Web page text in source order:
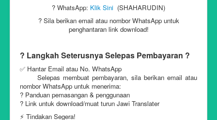
? WhatsApp: Klik Sini (SHAHARUDIN)
? Sila berikan email atau nombor WhatsApp untuk
penghantaran link download!
? Langkah Seterusnya Selepas Pembayaran ?
✅ Hantar Email atau No. WhatsApp
Selepas membuat pembayaran, sila berikan email atau
nombor WhatsApp untuk menerima:
? Panduan pemasangan & penggunaan
? Link untuk download/muat turun Jawi Translater
⚡ Tindakan Segera!